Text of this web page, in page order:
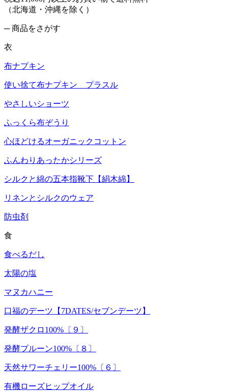
（北海道・沖縄を除く）
─ 商品をさがす
衣
布ナプキン
使い捨て布ナプキン プラスル
やさしいショーツ
ふっくら布ぞうり
心ほどけるオーガニックコットン
ふんわりあったかシリーズ
シルクと綿の五本指靴下【絹木綿】
リネンとシルクのウェア
防虫剤
食
食べるだし
太陽の塩
マヌカハニー
口福のデーツ【7DATES/セブンデーツ】
発酵ザクロ100%〔９〕
発酵プルーン100%〔８〕
天然サワーチェリー100%〔６〕
有機ローズヒップオイル